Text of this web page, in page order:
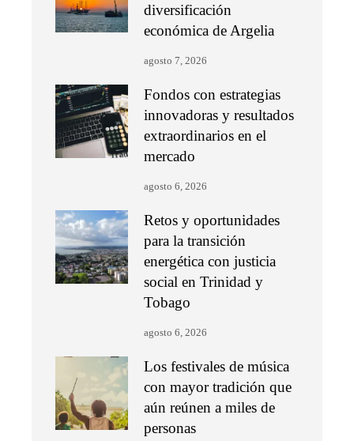
diversificación
económica de Argelia
agosto 7, 2026
Fondos con estrategias
innovadoras y resultados
extraordinarios en el
mercado
agosto 6, 2026
Retos y oportunidades
para la transición
energética con justicia
social en Trinidad y
Tobago
agosto 6, 2026
Los festivales de música
con mayor tradición que
aún reúnen a miles de
personas